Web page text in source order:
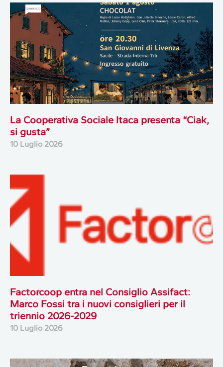
La Cooperativa Sociale Itaca presenta “Ciak,
si gusta”
10 Luglio 2026
Factorcoop entra nel Consiglio Assifact:
Marco Fossi tra i nuovi consiglieri per il
triennio 2026-2029
10 Luglio 2026